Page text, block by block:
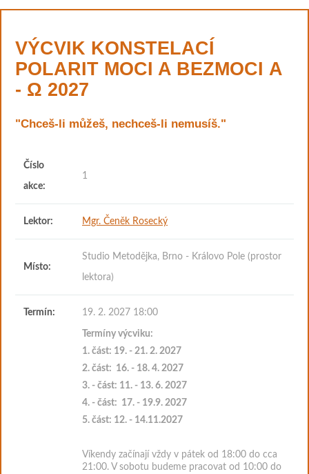
VÝCVIK KONSTELACÍ
POLARIT MOCI A BEZMOCI Α
- Ω 2027
"Chceš-li můžeš, nechceš-li nemusíš."
Číslo
akce:
1
Lektor: Mgr. Čeněk Rosecký
Místo:
Studio Metodějka, Brno - Královo Pole (prostor
lektora)
Termín: 19. 2. 2027 18:00
Termíny výcviku:
1. část: 19. - 21. 2. 2027
2. část: 16. - 18. 4. 2027
3. - část: 11. - 13. 6. 2027
4. - část: 17. - 19.9. 2027
5. část: 12. - 14.11.2027
Víkendy začínají vždy v pátek od 18:00 do cca
21:00. V sobotu budeme pracovat od 10:00 do